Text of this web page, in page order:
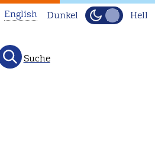
This
page
English Dunkel Hell
Suche